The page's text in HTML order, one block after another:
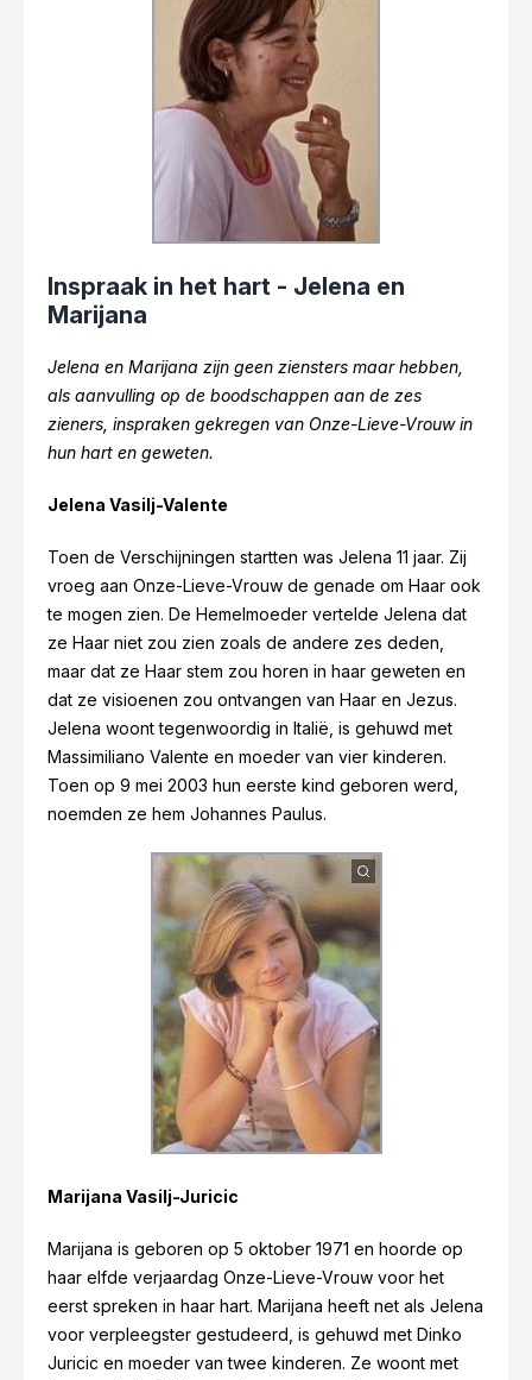
Ivanka Ivankovic-Elez
Inspraak in het hart - Jelena en
Marijana
Jelena en Marijana zijn geen ziensters maar hebben,
als aanvulling op de boodschappen aan de zes
zieners, inspraken gekregen van Onze-Lieve-Vrouw in
hun hart en geweten.
Jelena Vasilj-Valente
Toen de Verschijningen startten was Jelena 11 jaar. Zij
vroeg aan Onze-Lieve-Vrouw de genade om Haar ook
te mogen zien. De Hemelmoeder vertelde Jelena dat
ze Haar niet zou zien zoals de andere zes deden,
maar dat ze Haar stem zou horen in haar geweten en
dat ze visioenen zou ontvangen van Haar en Jezus.
Jelena woont tegenwoordig in Italië, is gehuwd met
Massimiliano Valente en moeder van vier kinderen.
Toen op 9 mei 2003 hun eerste kind geboren werd,
noemden ze hem Johannes Paulus.
Marijana Vasilj-Juricic
Marijana is geboren op 5 oktober 1971 en hoorde op
haar elfde verjaardag Onze-Lieve-Vrouw voor het
eerst spreken in haar hart. Marijana heeft net als Jelena
voor verpleegster gestudeerd, is gehuwd met Dinko
Juricic en moeder van twee kinderen. Ze woont met